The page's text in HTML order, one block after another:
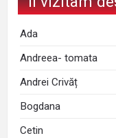
Ada
Andreea- tomata
Andrei Crivăț
Bogdana
Cetin